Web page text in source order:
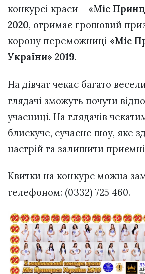
конкурсі краси – «Міс
2020, отримає грошовий
корону переможниці «Міс
України» 2019.
На дівчат чекає багато
глядачі зможуть почути
учасниці. На глядачів
блискуче, сучасне шоу, яке
настрій та залишити
Квитки на конкурс можна
телефоном: (0332) 725 460.